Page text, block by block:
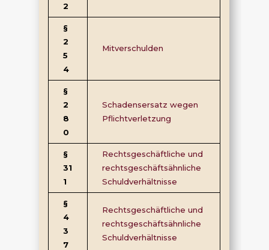
2
§
2
5
4
Mitverschulden
§
2
8
0
Schadensersatz wegen
Pflichtverletzung
§
31
1
Rechtsgeschäftliche und
rechtsgeschäftsähnliche
Schuldverhältnisse
§
4
3
7
Rechtsgeschäftliche und
rechtsgeschäftsähnliche
Schuldverhältnisse